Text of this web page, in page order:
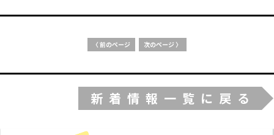
〈 前のページ 次のページ 〉
新着情報一覧に戻る